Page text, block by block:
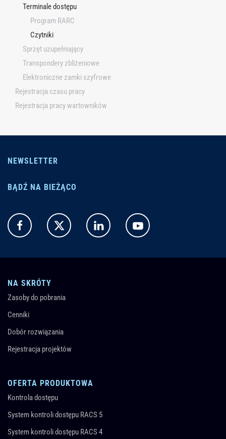
Terminale dostępu
Program RARC
Czytniki
Sprzęt uzupełniający
Transpondery zbliżeniowe
Elektroniczne zamki szyfrowe
Rejestracja czasu pracy
Rejestracja pracy wartowników
NEWSLETTER
BĄDŹ NA BIEŻĄCO
NA SKRÓTY
Zasoby do pobrania
Cenniki
Dobór rozwiązania
Rejestracja projektów
OFERTA PRODUKTOWA
Kontrola dostępu
System kontroli dostępu RACS 5
System kontroli dostępu RACS 4